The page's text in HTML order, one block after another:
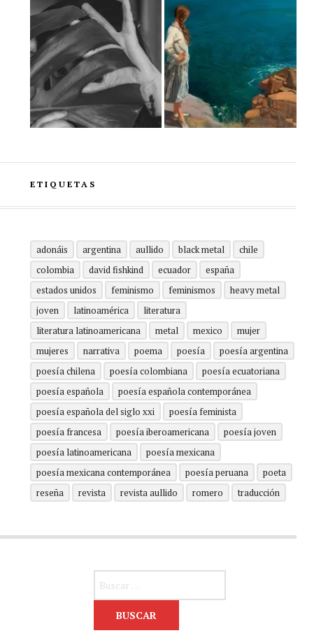
ETIQUETAS
adonáis argentina aullido black metal
chile
colombia
david fishkind ecuador
españa
estados unidos
feminismo feminismos
heavy metal
joven
latinoamérica
literatura
literatura latinoamericana
metal mexico
mujer
mujeres
narrativa poema poesía
poesía argentina
poesía chilena
poesía colombiana
poesía ecuatoriana
poesía española
poesía española contemporánea
poesía española del siglo xxi
poesía feminista
poesía francesa
poesía iberoamericana
poesía joven
poesía latinoamericana
poesía mexicana
poesía mexicana contemporánea
poesía peruana
poeta
reseña
revista revista aullido romero traducción